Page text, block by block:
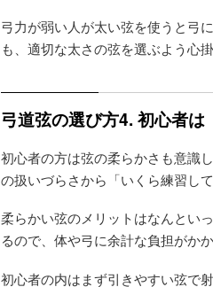
弓力が弱い人が太い弦を使うと弓
も、適切な太さの弦を選ぶよう心
弓道弦の選び方4. 初心者
初心者の方は弦の柔らかさも意識
の扱いづらさから「いくら練習し
柔らかい弦のメリットはなんとい
るので、体や弓に余計な負担がか
初心者の内はまず引きやすい弦で